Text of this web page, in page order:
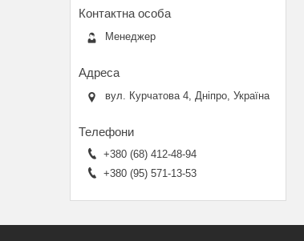
Менеджер
вул. Курчатова 4, Дніпро, Україна
+380 (68) 412-48-94
+380 (95) 571-13-53